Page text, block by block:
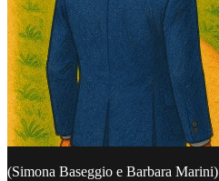
(Simona Baseggio e Barbara Marini)